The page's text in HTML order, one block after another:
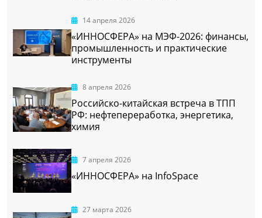
14 апреля 2026
«ИННОСФЕРА» на МЭФ-2026: финансы,
промышленность и практические
инструменты
8 апреля 2026
Российско-китайская встреча в ТПП
РФ: нефтепереработка, энергетика,
химия
7 апреля 2026
«ИННОСФЕРА» на InfoSpace
27 марта 2026